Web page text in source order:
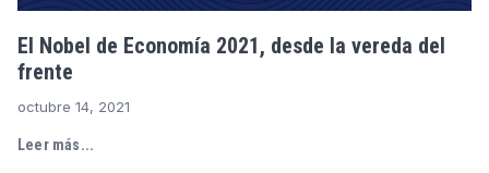
El Nobel de Economía 2021, desde la vereda del
frente
octubre 14, 2021
Leer más...